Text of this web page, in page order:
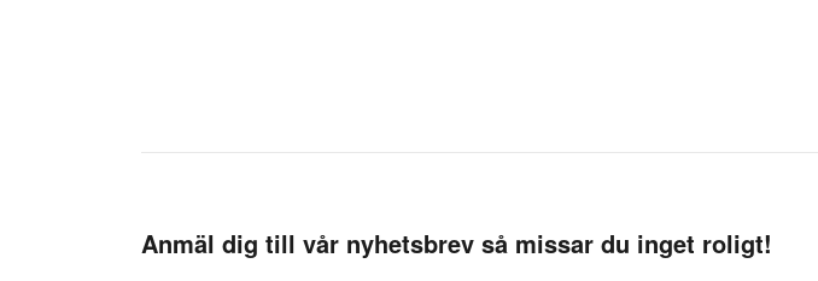
Anmäl dig till vår nyhetsbrev så missar du inget roligt!